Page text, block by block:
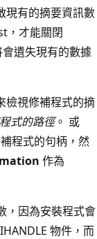
現有的摘要資訊數
，才能關閉
遺失現有的數據
檢視修補程式的摘
式的路徑。 或
程式的句柄，然
作為
，因為安裝程式會
物件，而